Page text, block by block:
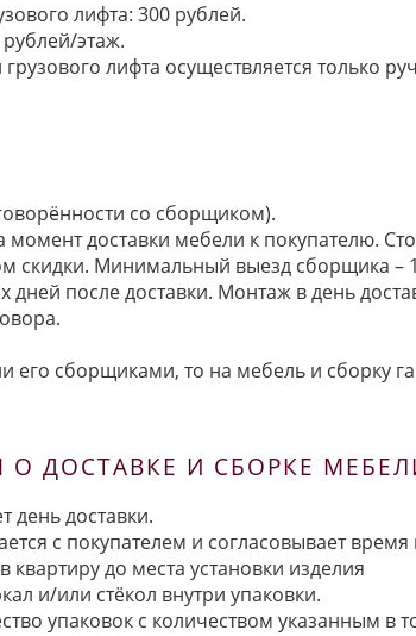
лифта: 300 рублей.
этаж.
лифта осуществляется только
со сборщиком).
доставки мебели к покупателю.
скидки. Минимальный выезд сборщика –
после доставки. Монтаж в день
его сборщиками, то на мебель и сборку
ДОСТАВКЕ И СБОРКЕ
день доставки.
с покупателем и согласовывает время
до места установки изделия
и/или стёкол внутри упаковки.
упаковок с количеством указанным